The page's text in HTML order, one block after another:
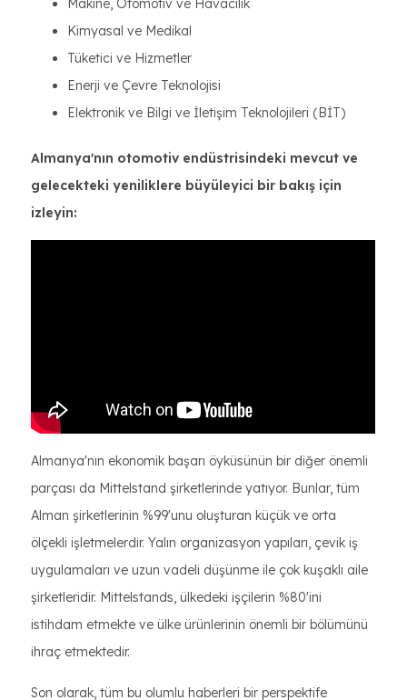
Makine, Otomotiv ve Havacılık
Kimyasal ve Medikal
Tüketici ve Hizmetler
Enerji ve Çevre Teknolojisi
Elektronik ve Bilgi ve İletişim Teknolojileri (BİT)
Almanya'nın otomotiv endüstrisindeki mevcut ve
gelecekteki yeniliklere büyüleyici bir bakış için
izleyin:
Almanya'nın ekonomik başarı öyküsünün bir diğer önemli
parçası da Mittelstand şirketlerinde yatıyor. Bunlar, tüm
Alman şirketlerinin %99'unu oluşturan küçük ve orta
ölçekli işletmelerdir. Yalın organizasyon yapıları, çevik iş
uygulamaları ve uzun vadeli düşünme ile çok kuşaklı aile
şirketleridir. Mittelstands, ülkedeki işçilerin %80'ini
istihdam etmekte ve ülke ürünlerinin önemli bir bölümünü
ihraç etmektedir.
Son olarak, tüm bu olumlu haberleri bir perspektife